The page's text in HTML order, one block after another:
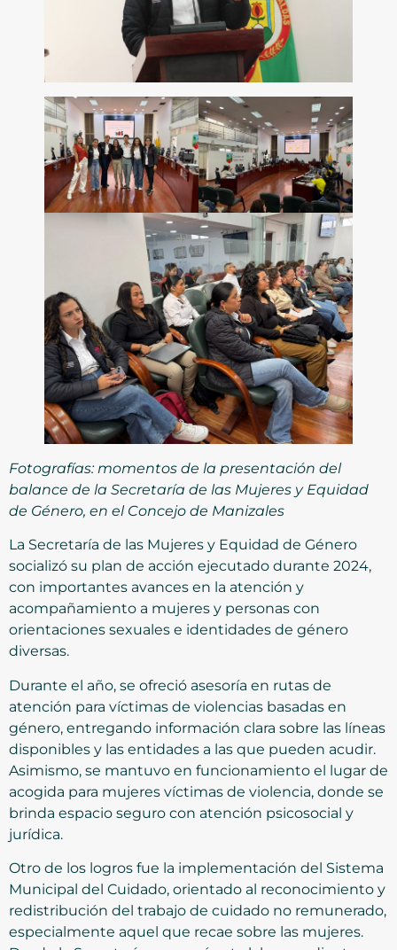
Fotografías: momentos de la presentación del
balance de la Secretaría de las Mujeres y Equidad
de Género, en el Concejo de Manizales
La Secretaría de las Mujeres y Equidad de Género
socializó su plan de acción ejecutado durante 2024,
con importantes avances en la atención y
acompañamiento a mujeres y personas con
orientaciones sexuales e identidades de género
diversas.
Durante el año, se ofreció asesoría en rutas de
atención para víctimas de violencias basadas en
género, entregando información clara sobre las líneas
disponibles y las entidades a las que pueden acudir.
Asimismo, se mantuvo en funcionamiento el lugar de
acogida para mujeres víctimas de violencia, donde se
brinda espacio seguro con atención psicosocial y
jurídica.
Otro de los logros fue la implementación del Sistema
Municipal del Cuidado, orientado al reconocimiento y
redistribución del trabajo de cuidado no remunerado,
especialmente aquel que recae sobre las mujeres.